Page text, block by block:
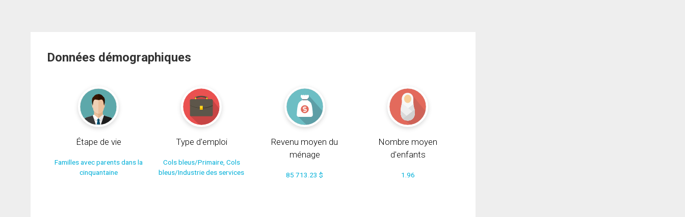
Données démographiques
Étape de vie
Familles avec parents dans la
cinquantaine
Type d'emploi
Cols bleus/Primaire, Cols
bleus/Industrie des services
Revenu moyen du
ménage
85 713.23 $
Nombre moyen
d'enfants
1.96